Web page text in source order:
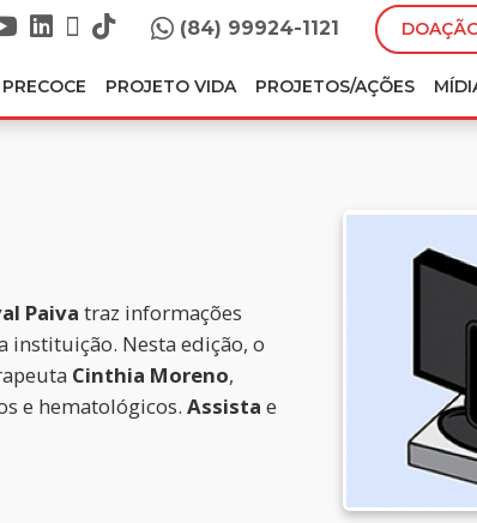
(84) 99924-1121
PROJETO VIDA PROJETOS/AÇÕES
Paiva traz informações
Nesta edição, o
Cinthia Moreno,
e hematológicos. Assista e